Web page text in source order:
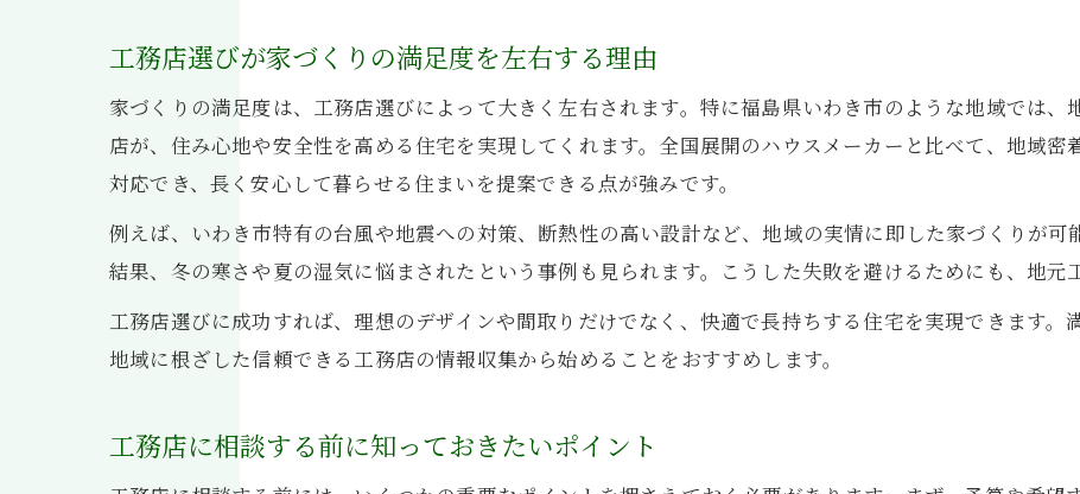
ハウスメーカーにない工務店独自の強みとは
工務店とハウスメーカーの価格や品質の比較
アフターサービスの違いが暮らしに与える影響
信頼できる工務店を見極めるチェックポイント
福島県いわき市の工務店実績を比較する視点
工務店の保証制度と倒産リスクの確認方法
口コミや評判から工務店の実力を読み解く
地元密着の工務店が持つ強みと安心感
工務店選びが家づくりの満足度を左右する理由
家づくりの満足度は、工務店選びによって大きく左右されます。特に福島県いわき市のような地域では
店が、住み心地や安全性を高める住宅を実現してくれます。全国展開のハウスメーカーと比べて、地域
対応でき、長く安心して暮らせる住まいを提案できる点が強みです。
例えば、いわき市特有の台風や地震への対策、断熱性の高い設計など、地域の実情に即した家づくりが
結果、冬の寒さや夏の湿気に悩まされたという事例も見られます。こうした失敗を避けるためにも、地元
工務店選びに成功すれば、理想のデザインや間取りだけでなく、快適で長持ちする住宅を実現できます
地域に根ざした信頼できる工務店の情報収集から始めることをおすすめします。
工務店に相談する前に知っておきたいポイント